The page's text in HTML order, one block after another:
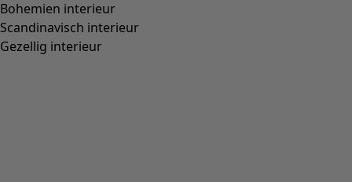
Bohemien interieur
Scandinavisch interieur
Gezellig interieur